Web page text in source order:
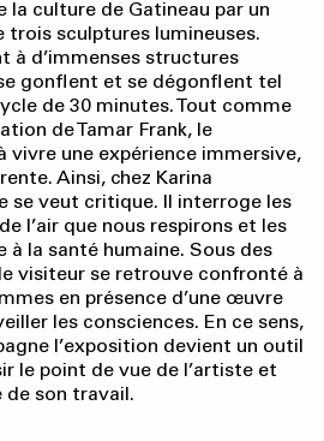
la culture de Gatineau par un
sculptures lumineuses.
à d’immenses structures
gonflent et se dégonflent tel
de 30 minutes. Tout comme
de Tamar Frank, le
vivre une expérience immersive,
Ainsi, chez Karina
se veut critique. Il interroge les
l’air que nous respirons et les
à la santé humaine. Sous des
visiteur se retrouve confronté à
en présence d’une œuvre
les consciences. En ce sens,
l’exposition devient un outil
le point de vue de l’artiste et
de son travail.